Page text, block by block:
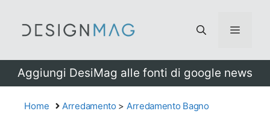
Menu
Aggiungi DesiMag alle fonti di google news
Home Arredamento > Arredamento Bagno